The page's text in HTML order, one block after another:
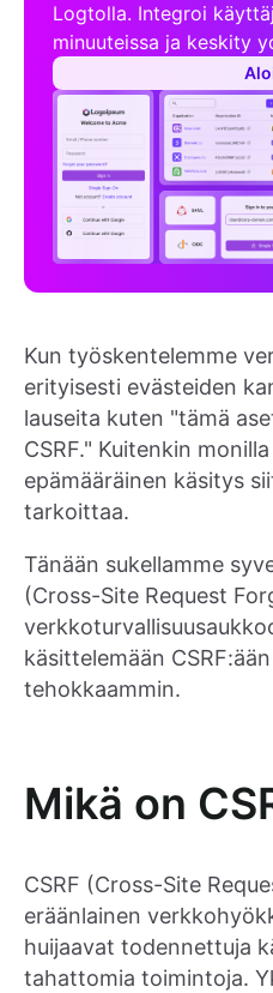
Logtolla. Integroi
minuuteissa ja keskity
Kun työskentelemme
erityisesti evästeiden
lauseita kuten "tämä
CSRF." Kuitenkin
epämääräinen käsitys
tarkoittaa.
Tänään sukellamme
(Cross-Site Request
käsittelemään
tehokkaammin.
Mikä on
CSRF (Cross-Site
eräänlainen
huijaavat todennettuja
tahattomia toimintoja.